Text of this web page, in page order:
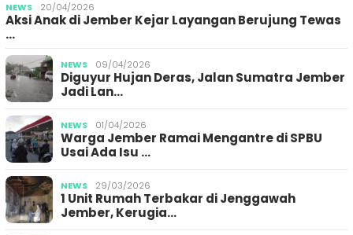
NEWS 20/04/2026
Aksi Anak di Jember Kejar Layangan Berujung Tewas
…
NEWS 09/04/2026
Diguyur Hujan Deras, Jalan Sumatra Jember
Jadi Lan…
NEWS 01/04/2026
Warga Jember Ramai Mengantre di SPBU
Usai Ada Isu …
NEWS 29/03/2026
1 Unit Rumah Terbakar di Jenggawah
Jember, Kerugia…